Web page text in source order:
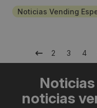
Noticias Vending
2 3 4
noticias